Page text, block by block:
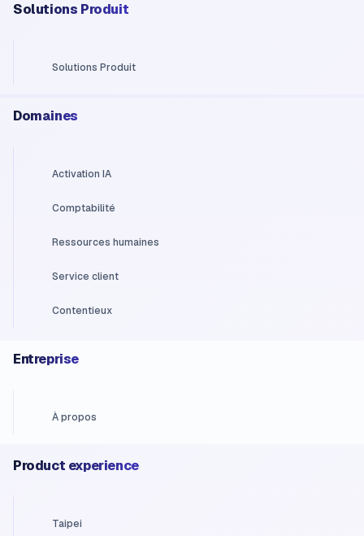
Solutions Produit
Solutions Produit
Domaines
Activation IA
Comptabilité
Ressources humaines
Service client
Contentieux
Entreprise
À propos
Product experience
Taipei